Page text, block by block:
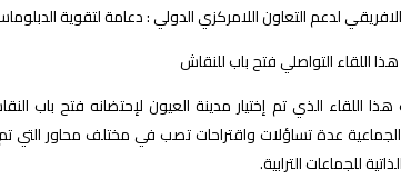
لدعم التعاون اللامركزي الدولي : دعامة لتقوية
اللقاء التواصلي فتح باب للنقاش
اللقاء الذي تم إختيار مدينة العيون لإحتضانه فتح باب
عدة تساؤلات واقتراحات تصب في مختلف محاور التي تم
للجماعات الترابية.